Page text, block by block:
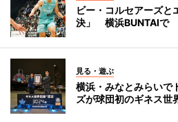
ビー・コルセアーズと
決」 横浜BUNTAIで
見る・遊ぶ
横浜・みなとみらい
ズが球団初のギネス世